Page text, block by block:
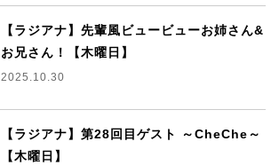
【ラジアナ】先輩風ビュービューお姉さん&
お兄さん！【木曜日】
2025.10.30
【ラジアナ】第28回目ゲスト ～CheChe～
【木曜日】